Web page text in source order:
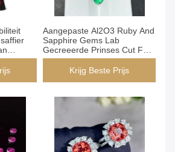
Aangepaste Al2O3 Ruby And
Sapphire Gems Lab
Gecreeerde Prinses Cut For
Rings
Krijg Beste Prijs